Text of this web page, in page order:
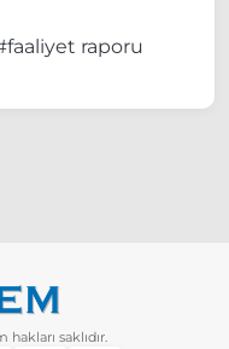
raporu
saklıdır.